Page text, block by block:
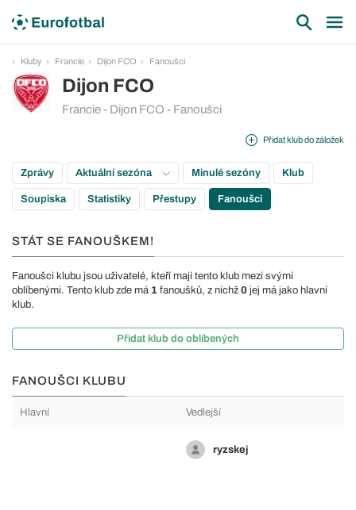
Kluby Francie Dijon FCO Fanoušci
Dijon FCO
Francie - Dijon FCO - Fanoušci
Přidat klub do záložek
Zprávy Aktuální sezóna Minulé sezóny Klub
Soupiska Statistiky Přestupy Fanoušci
STÁT SE FANOUŠKEM!
Fanoušci klubu jsou uživatelé, kteří mají tento klub mezi svými
oblíbenými. Tento klub zde má 1 fanoušků, z nichž 0 jej má jako hlavní
klub.
Přidat klub do oblíbených
FANOUŠCI KLUBU
Hlavní Vedlejší
ryzskej